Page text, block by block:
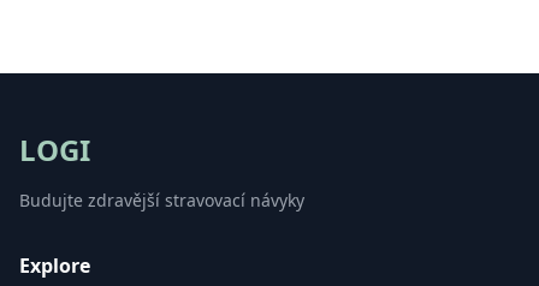
LOGI
Budujte zdravější stravovací návyky
Explore